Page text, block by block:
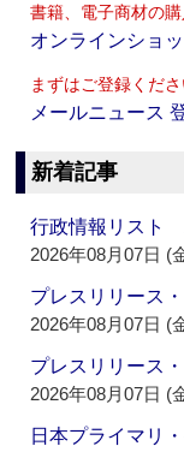
書籍、電子商材の
オンラインショ
まずはご登録くだ
メールニュース
新着記事
行政情報リスト
2026年08月07日 (
プレスリリース
2026年08月07日 (
プレスリリース
2026年08月07日 (
日本プライマリ